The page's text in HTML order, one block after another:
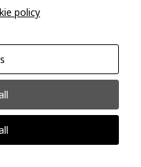
and the correct
you. You will make
policy